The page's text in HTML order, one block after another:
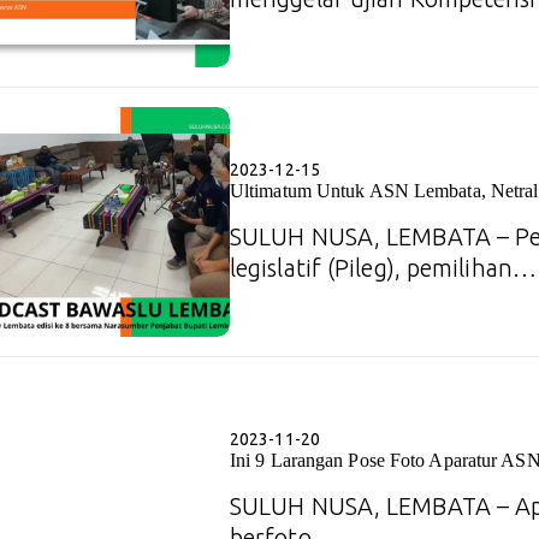
2023-12-15
Ultimatum Untuk ASN Lembata,
SULUH NUSA, LEMBATA –
legislatif (Pileg), pemilihan…
2023-11-20
Ini 9 Larangan Pose Foto Aparatur
SULUH NUSA, LEMBATA –